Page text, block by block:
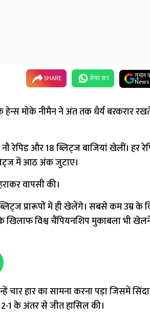
SHARE शेयर कर गूगल
हेन्स मोके नीमैन ने अंत तक धैर्य बरकरार
और 18 ब्लिट्ज बाजियां खेलीं। हर
में आठ अंक जुटाए।
वापसी की।
प्रारूपों में ही खेलेंगे। सबसे कम उम्र के
खिलाफ विश्व चैंपियनशिप मुकाबला भी
चार हार का सामना करना पड़ा जिसमें
1 के अंतर से जीत हासिल की।